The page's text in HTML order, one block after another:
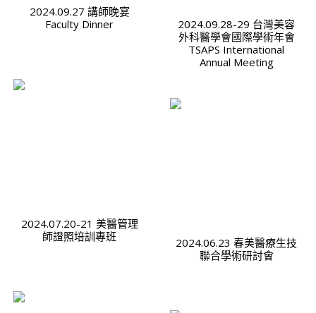
2024.09.27 講師晚宴
Faculty Dinner
2024.09.28-29 台灣美容
外科醫學會國際學術年會
TSAPS International
Annual Meeting
2024.07.20-21 美醫管理
師證照培訓專班
2024.06.23 春美醫療生技
聯合學術研討會